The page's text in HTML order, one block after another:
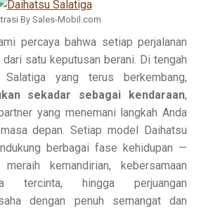
By Sales-Mobil.com
percaya bahwa setiap perjalanan
satu keputusan berani. Di tengah
Salatiga yang terus berkembang,
sekadar sebagai kendaraan,
yang menemani langkah Anda
depan. Setiap model Daihatsu
berbagai fase kehidupan —
kemandirian, kebersamaan
tercinta, hingga perjuangan
dengan penuh semangat dan